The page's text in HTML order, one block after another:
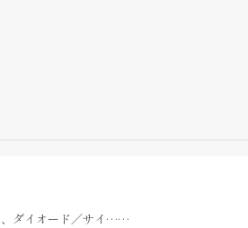
、ダイオード／サイ……